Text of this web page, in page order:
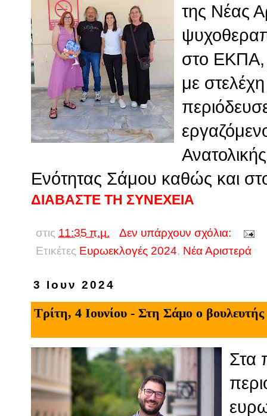
της Νέας
στο ΕΚΠΑ,
με
Ενότητας Σάμου καθώς και
ΔΙΑΒΑΣΤΕ ΤΗ ΣΥΝΕΧΕΙΑ
στις 11:35 π.μ.
Δεν υπάρχουν σχόλια:
Ετικέτες Ευρωεκλογές 2024, Νέα Αριστερά
3 Ιουν 2024
Τρίτη, 4 Ιουνίου - Στη Σάμο ο
Στα